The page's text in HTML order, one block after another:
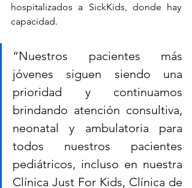
hospitalizados a SickKids, donde hay
capacidad.
“Nuestros pacientes más
jóvenes siguen siendo una
prioridad y continuamos
brindando atención consultiva,
neonatal y ambulatoria para
todos nuestros pacientes
pediátricos, incluso en nuestra
Clínica Just For Kids, Clínica de